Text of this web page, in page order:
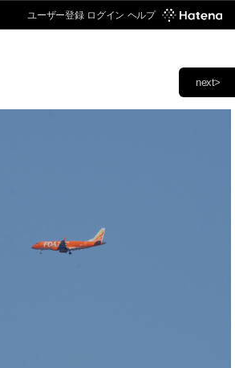
ユーザー登録 ログイン ヘルプ
next>